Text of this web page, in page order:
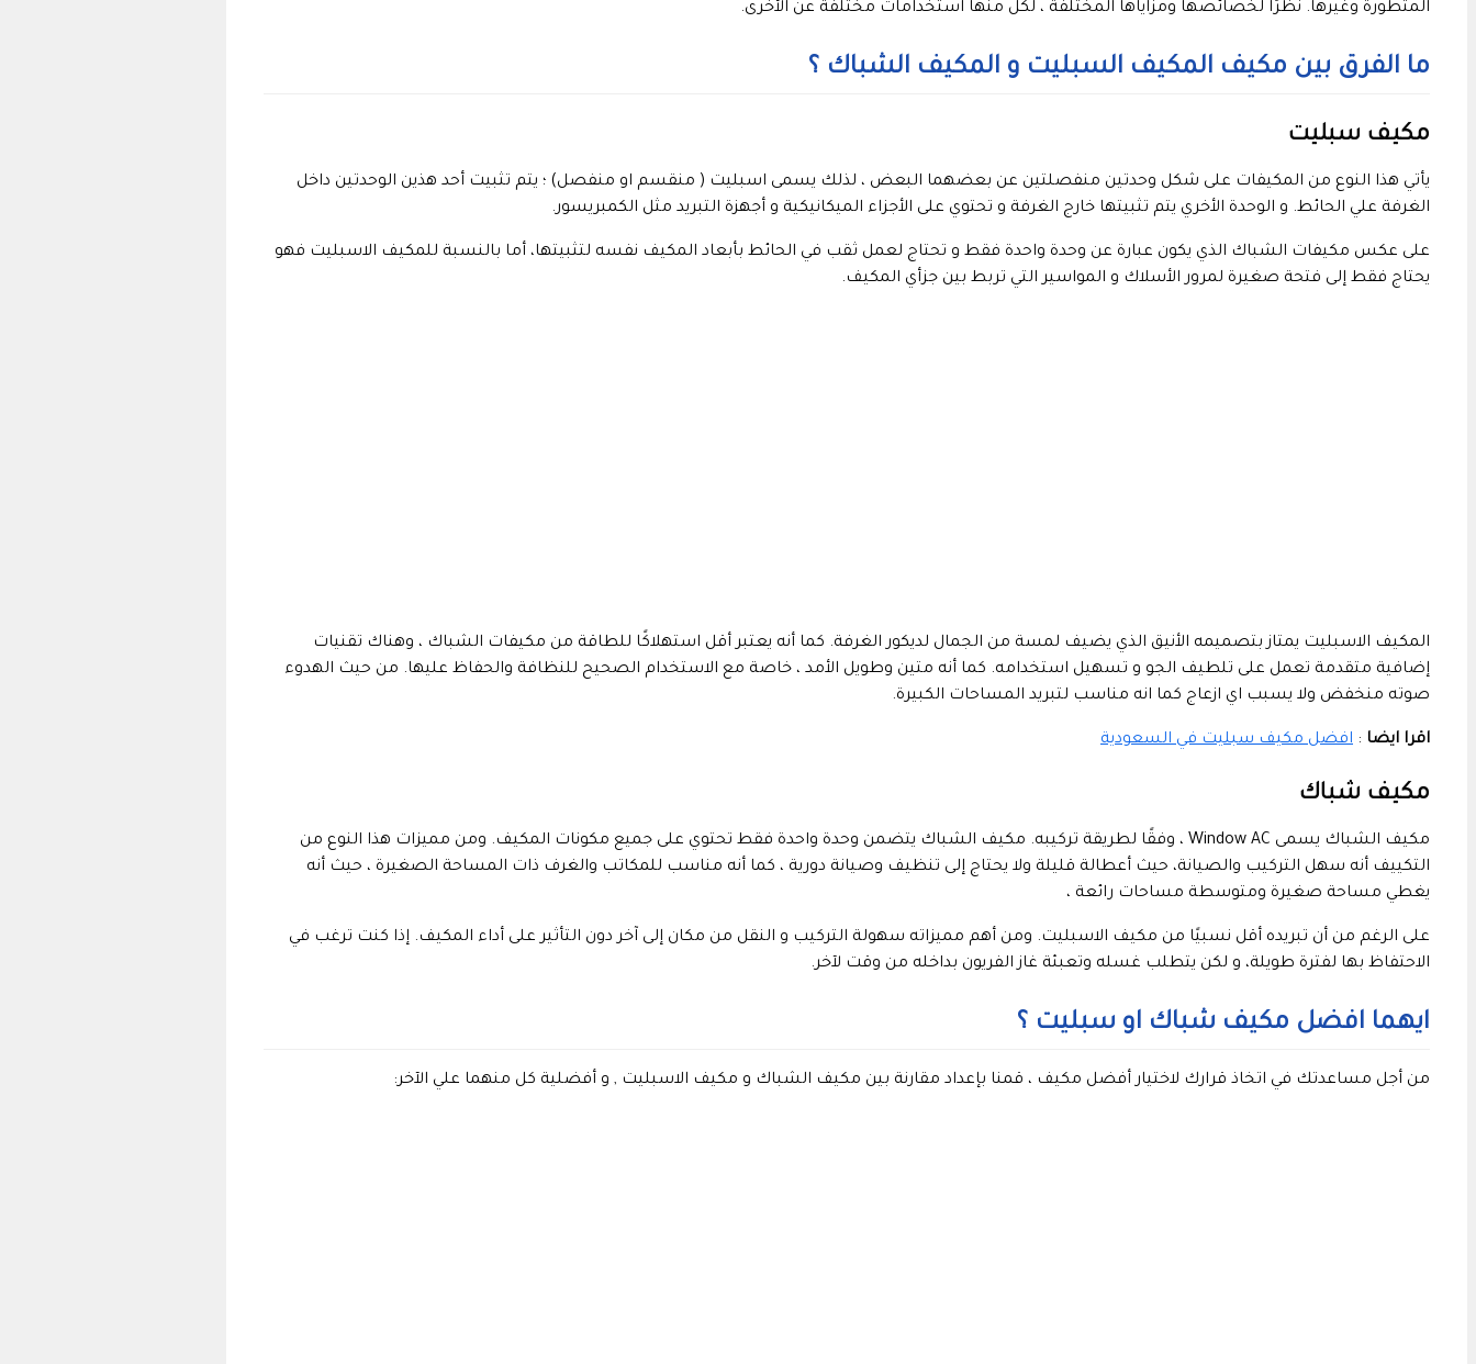
المتطورة وغيرها. نظرًا لخصائصها ومزاياها المختلفة ، لكل منها استخدامات مختلفة عن الأخرى.
ما الفرق بين مكيف المكيف السبليت و المكيف الشباك ؟
مكيف سبليت
يأتي هذا النوع من المكيفات على شكل وحدتين منفصلتين عن بعضهما البعض ، لذلك يسمى اسبليت ( منقسم او منفصل) ؛ يتم تثبيت أحد هذين الوحدتين داخل
الغرفة علي الحائط. و الوحدة الأخري يتم تثبيتها خارج الغرفة و تحتوي على الأجزاء الميكانيكية و أجهزة التبريد مثل الكمبريسور.
على عكس مكيفات الشباك الذي يكون عبارة عن وحدة واحدة فقط و تحتاج لعمل ثقب في الحائط بأبعاد المكيف نفسه لتثبيتها، أما بالنسبة للمكيف الاسبليت فهو
يحتاج فقط إلى فتحة صغيرة لمرور الأسلاك و المواسير التي تربط بين جزأي المكيف.
المكيف الاسبليت يمتاز بتصميمه الأنيق الذي يضيف لمسة من الجمال لديكور الغرفة. كما أنه يعتبر أقل استهلاكًا للطاقة من مكيفات الشباك ، وهناك تقنيات
إضافية متقدمة تعمل على تلطيف الجو و تسهيل استخدامه. كما أنه متين وطويل الأمد ، خاصة مع الاستخدام الصحيح للنظافة والحفاظ عليها. من حيث الهدوء
صوته منخفض ولا يسبب اي ازعاج كما انه مناسب لتبريد المساحات الكبيرة.
اقرا ايضا : افضل مكيف سبليت في السعودية
مكيف شباك
مكيف الشباك يسمى Window AC ، وفقًا لطريقة تركيبه. مكيف الشباك يتضمن وحدة واحدة فقط تحتوي على جميع مكونات المكيف. ومن مميزات هذا النوع من
التكييف أنه سهل التركيب والصيانة، حيث أعطالة قليلة ولا يحتاج إلى تنظيف وصيانة دورية ، كما أنه مناسب للمكاتب والغرف ذات المساحة الصغيرة ، حيث أنه
يغطي مساحة صغيرة ومتوسطة مساحات رائعة ،
على الرغم من أن تبريده أقل نسبيًا من مكيف الاسبليت. ومن أهم مميزاته سهولة التركيب و النقل من مكان إلى آخر دون التأثير على أداء المكيف. إذا كنت ترغب في
الاحتفاظ بها لفترة طويلة، و لكن يتطلب غسله وتعبئة غاز الفريون بداخله من وقت لآخر.
ايهما افضل مكيف شباك او سبليت ؟
من أجل مساعدتك في اتخاذ قرارك لاختيار أفضل مكيف ، قمنا بإعداد مقارنة بين مكيف الشباك و مكيف الاسبليت , و أفضلية كل منهما علي الآخر: